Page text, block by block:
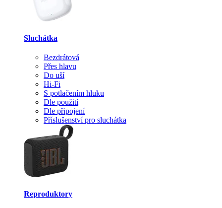
Sluchátka
Bezdrátová
Přes hlavu
Do uší
Hi-Fi
S potlačením hluku
Dle použití
Dle připojení
Příslušenství pro sluchátka
Reproduktory